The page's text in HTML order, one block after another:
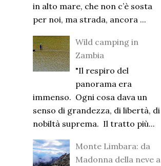
in alto mare, che non c’è sosta
per noi, ma strada, ancora ...
Wild camping in
Zambia
"Il respiro del
panorama era
immenso. Ogni cosa dava un
senso di grandezza, di libertà, di
nobiltà suprema. Il tratto più...
Monte Limbara: da
Madonna della neve a